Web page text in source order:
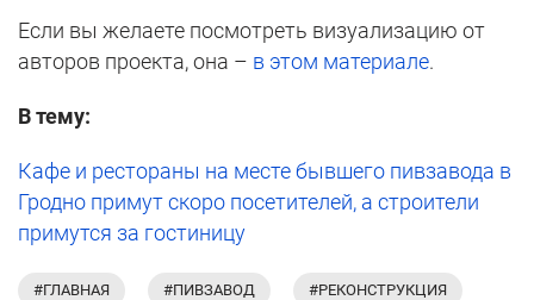
Если вы желаете посмотреть визуализацию от
авторов проекта, она – в этом материале.
В тему:
Кафе и рестораны на месте бывшего пивзавода в
Гродно примут скоро посетителей, а строители
примутся за гостиницу
#ГЛАВНАЯ #ПИВЗАВОД #РЕКОНСТРУКЦИЯ